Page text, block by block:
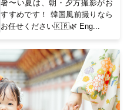
暑〜い夏は、朝・夕方撮影がお
すすめです！ 韓国風前撮りなら
お任せください🇰🇷🌿 Eng...